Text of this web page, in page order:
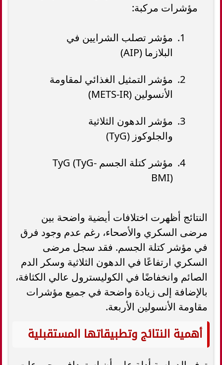
مؤشرات مركبة:
مؤشر تصلب الشرايين في
البلازما (AIP)
مؤشر التمثيل الغذائي لمقاومة
الأنسولين (METS-IR)
مؤشر الدهون الثلاثية
والجلوكوز (TyG)
مؤشر كتلة الجسم TyG (TyG-
BMI)
النتائج أظهرت اختلافات أيضية واضحة بين
مرضى السكري والأصحاء، رغم عدم وجود فرق
في مؤشر كتلة الجسم. فقد سجل مرضى
السكري ارتفاعًا في الدهون الثلاثية وسكر الدم
الصائم وانخفاضًا في الكوليسترول عالي الكثافة،
بالإضافة إلى زيادة واضحة في جميع مؤشرات
مقاومة الأنسولين الأربعة.
أهمية النتائج وتطبيقاتها المستقبلية